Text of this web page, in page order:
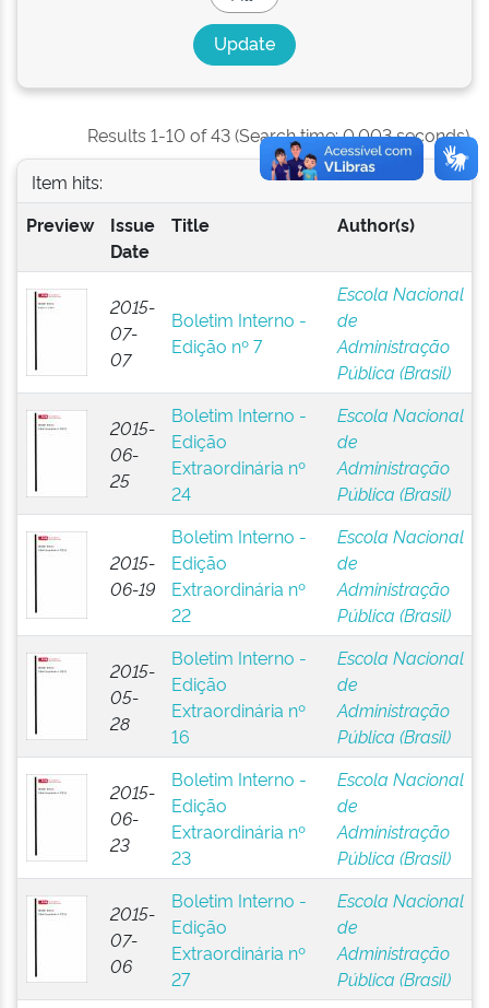
Results 1-10 of 43 (Search time: 0.003 seconds).
Item hits:
Preview
Issue
Date
Title Author(s)
2015-
07-
07
Boletim Interno -
Edição nº 7
Escola Nacional
de
Administração
Pública (Brasil)
2015-
06-
25
Boletim Interno -
Edição
Extraordinária nº
24
Escola Nacional
de
Administração
Pública (Brasil)
2015-
06-19
Boletim Interno -
Edição
Extraordinária nº
22
Escola Nacional
de
Administração
Pública (Brasil)
2015-
05-
28
Boletim Interno -
Edição
Extraordinária nº
16
Escola Nacional
de
Administração
Pública (Brasil)
2015-
06-
23
Boletim Interno -
Edição
Extraordinária nº
23
Escola Nacional
de
Administração
Pública (Brasil)
2015-
07-
06
Boletim Interno -
Edição
Extraordinária nº
27
Escola Nacional
de
Administração
Pública (Brasil)